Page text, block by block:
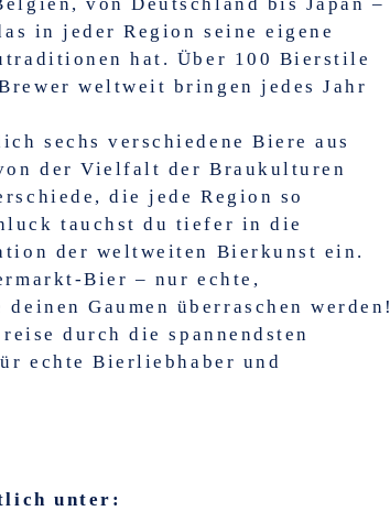
in jeder Region seine eigene
hat. Über 100 Bierstile
weltweit bringen jedes Jahr
sechs verschiedene Biere aus
der Vielfalt der Braukulturen
die jede Region so
tauchst du tiefer in die
der weltweiten Bierkunst ein.
Bier – nur echte,
Gaumen überraschen werden!
durch die spannendsten
echte Bierliebhaber und
unter: